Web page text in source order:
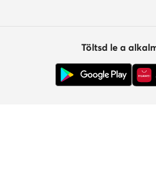
Töltsd le a